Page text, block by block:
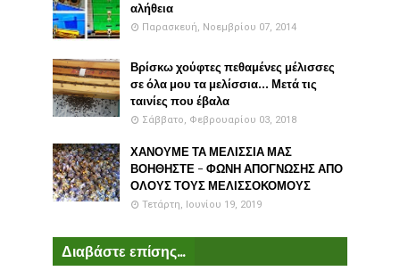
αλήθεια
Παρασκευή, Νοεμβρίου 07, 2014
Βρίσκω χούφτες πεθαμένες μέλισσες
σε όλα μου τα μελίσσια... Μετά τις
ταινίες που έβαλα
Σάββατο, Φεβρουαρίου 03, 2018
ΧΑΝΟΥΜΕ ΤΑ ΜΕΛΙΣΣΙΑ ΜΑΣ
ΒΟΗΘΗΣΤΕ - ΦΩΝΗ ΑΠΟΓΝΩΣΗΣ ΑΠΟ
ΟΛΟΥΣ ΤΟΥΣ ΜΕΛΙΣΣΟΚΟΜΟΥΣ
Τετάρτη, Ιουνίου 19, 2019
Διαβάστε επίσης...